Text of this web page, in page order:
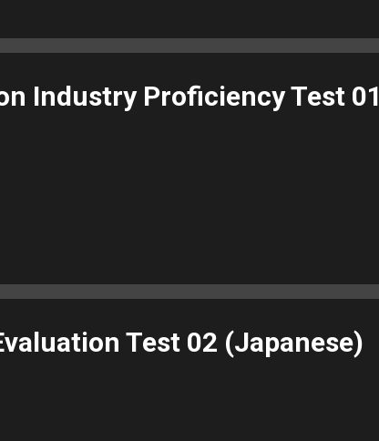
Industry Proficiency Test 01
Test 02 (Japanese)